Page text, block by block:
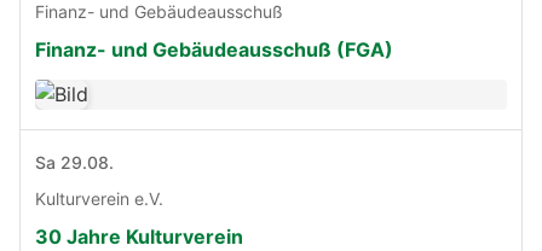
Finanz- und Gebäudeausschuß
Finanz- und Gebäudeausschuß (FGA)
Sa 29.08.
Kulturverein e.V.
30 Jahre Kulturverein